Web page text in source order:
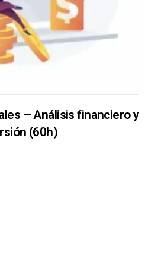
– Análisis financiero y
(60h)